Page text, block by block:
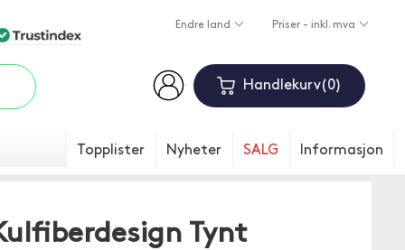
Endre land Priser - inkl. mva
Handlekurv 0
Topplister Nyheter SALG Informasjon
Tynt